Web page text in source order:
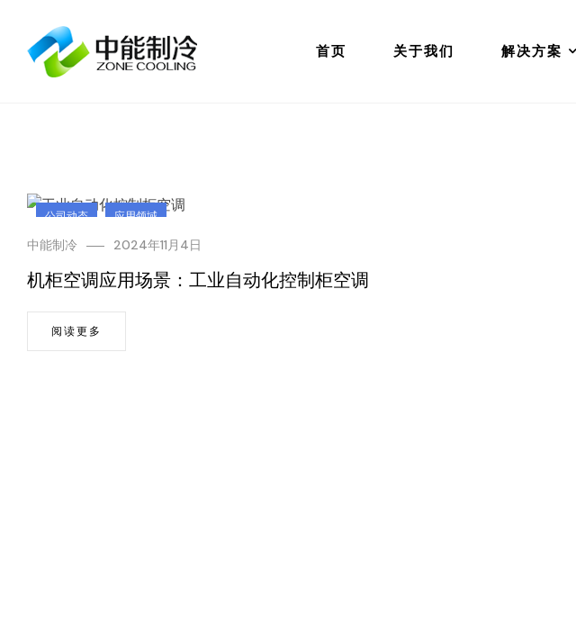
首页 关于我们 解决方案
公司动态 应用领域
中能制冷 2024年11月4日
机柜空调应用场景：工业自动化控制柜空调
阅读更多